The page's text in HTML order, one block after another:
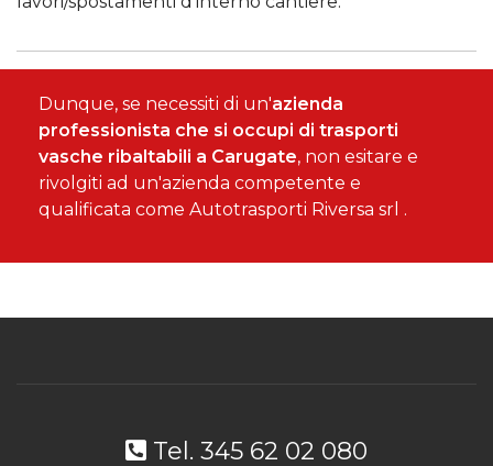
Dunque, se necessiti di un'azienda
professionista che si occupi di trasporti
vasche ribaltabili a Carugate, non esitare e
rivolgiti ad un'azienda competente e
qualificata come Autotrasporti Riversa srl .
Tel. 345 62 02 080